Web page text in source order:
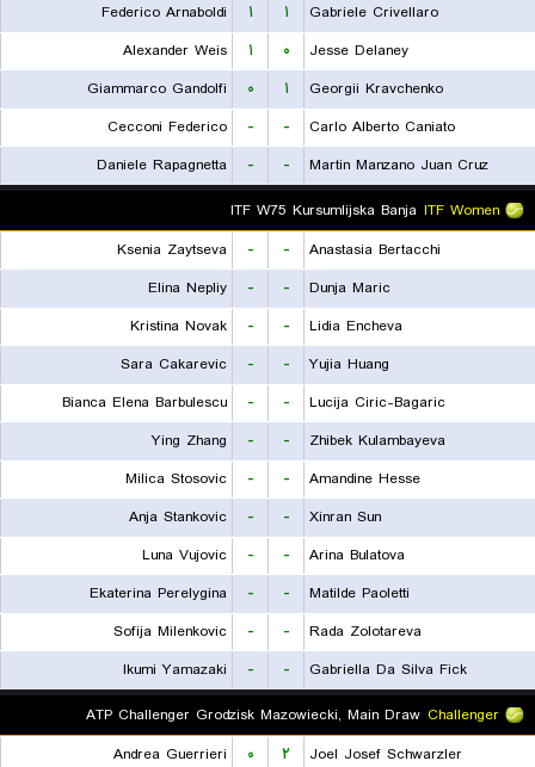
Gabriele Crivellaro
۱ ۱
Federico Arnaboldi
Jesse Delaney
۰ ۱
Alexander Weis
Georgii Kravchenko
۱ ۰
Giammarco Gandolfi
Carlo Alberto Caniato
-
-
Cecconi Federico
Martin Manzano Juan Cruz
-
-
Daniele Rapagnetta
ITF Women
ITF W75 Kursumlijska Banja
Anastasia Bertacchi
-
-
Ksenia Zaytseva
Dunja Maric
-
-
Elina Nepliy
Lidia Encheva
-
-
Kristina Novak
Yujia Huang
-
-
Sara Cakarevic
Lucija Ciric-Bagaric
-
-
Bianca Elena Barbulescu
Zhibek Kulambayeva
-
-
Ying Zhang
Amandine Hesse
-
-
Milica Stosovic
Xinran Sun
-
-
Anja Stankovic
Arina Bulatova
-
-
Luna Vujovic
Matilde Paoletti
-
-
Ekaterina Perelygina
Rada Zolotareva
-
-
Sofija Milenkovic
Gabriella Da Silva Fick
-
-
Ikumi Yamazaki
Challenger
ATP Challenger Grodzisk Mazowiecki, Main Draw
Joel Josef Schwarzler
۲ ۰
Andrea Guerrieri